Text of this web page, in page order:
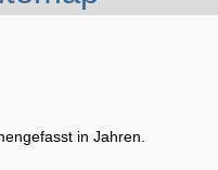
in Jahren.